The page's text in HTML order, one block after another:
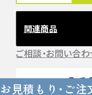
お見積もり・ご注
関連商品
ご相談・お問い合
Tel.